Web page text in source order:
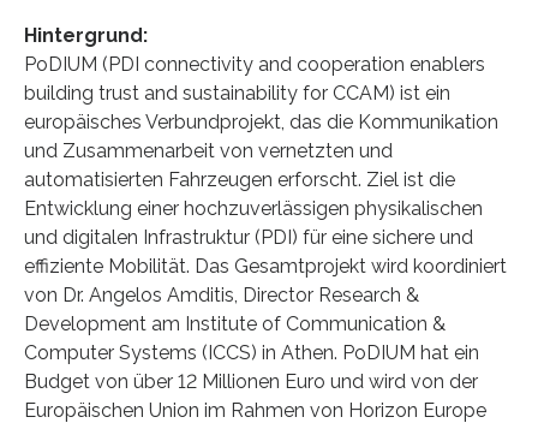
Hintergrund:
PoDIUM (PDI connectivity and cooperation enablers
building trust and sustainability for CCAM) ist ein
europäisches Verbundprojekt, das die Kommunikation
und Zusammenarbeit von vernetzten und
automatisierten Fahrzeugen erforscht. Ziel ist die
Entwicklung einer hochzuverlässigen physikalischen
und digitalen Infrastruktur (PDI) für eine sichere und
effiziente Mobilität. Das Gesamtprojekt wird koordiniert
von Dr. Angelos Amditis, Director Research &
Development am Institute of Communication &
Computer Systems (ICCS) in Athen. PoDIUM hat ein
Budget von über 12 Millionen Euro und wird von der
Europäischen Union im Rahmen von Horizon Europe